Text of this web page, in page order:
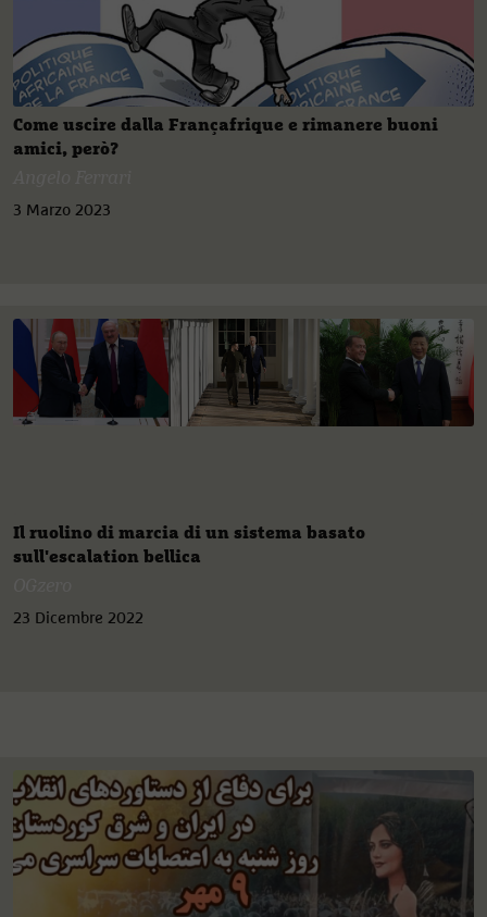
Come uscire dalla Françafrique e rimanere buoni
amici, però?
3 Marzo 2023
Il ruolino di marcia di un sistema basato
sull'escalation bellica
23 Dicembre 2022